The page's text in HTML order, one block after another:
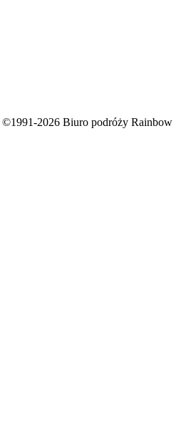
©1991-2026 Biuro podróży Rainbow